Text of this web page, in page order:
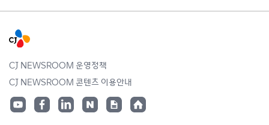
CJ NEWSROOM 운영정책
CJ NEWSROOM 콘텐츠 이용안내